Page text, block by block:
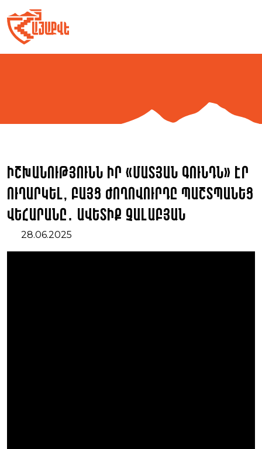
to
content
Իշխանությունն իր «մատյան գունդն» էր
ուղարկել, բայց ժողովուրդը պաշտպանեց
Վեհարանը․ Ավետիք Չալաբյան
28.06.2025